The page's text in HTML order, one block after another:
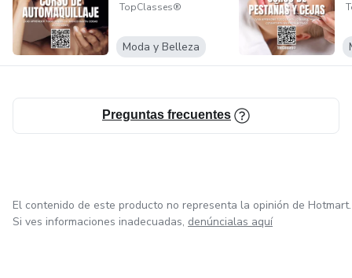
TopClasses®
Moda y Belleza
Preguntas frecuentes
El contenido de este producto no representa la opinión de Hotmart.
Si ves informaciones inadecuadas, denúncialas aquí